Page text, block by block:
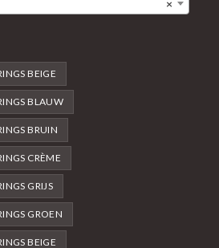
×
BEIGE
BLAUW
BRUIN
CRÈME
GRIJS
GROEN
BEIGE